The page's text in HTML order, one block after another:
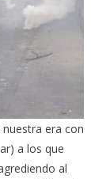
era con
a los que
al